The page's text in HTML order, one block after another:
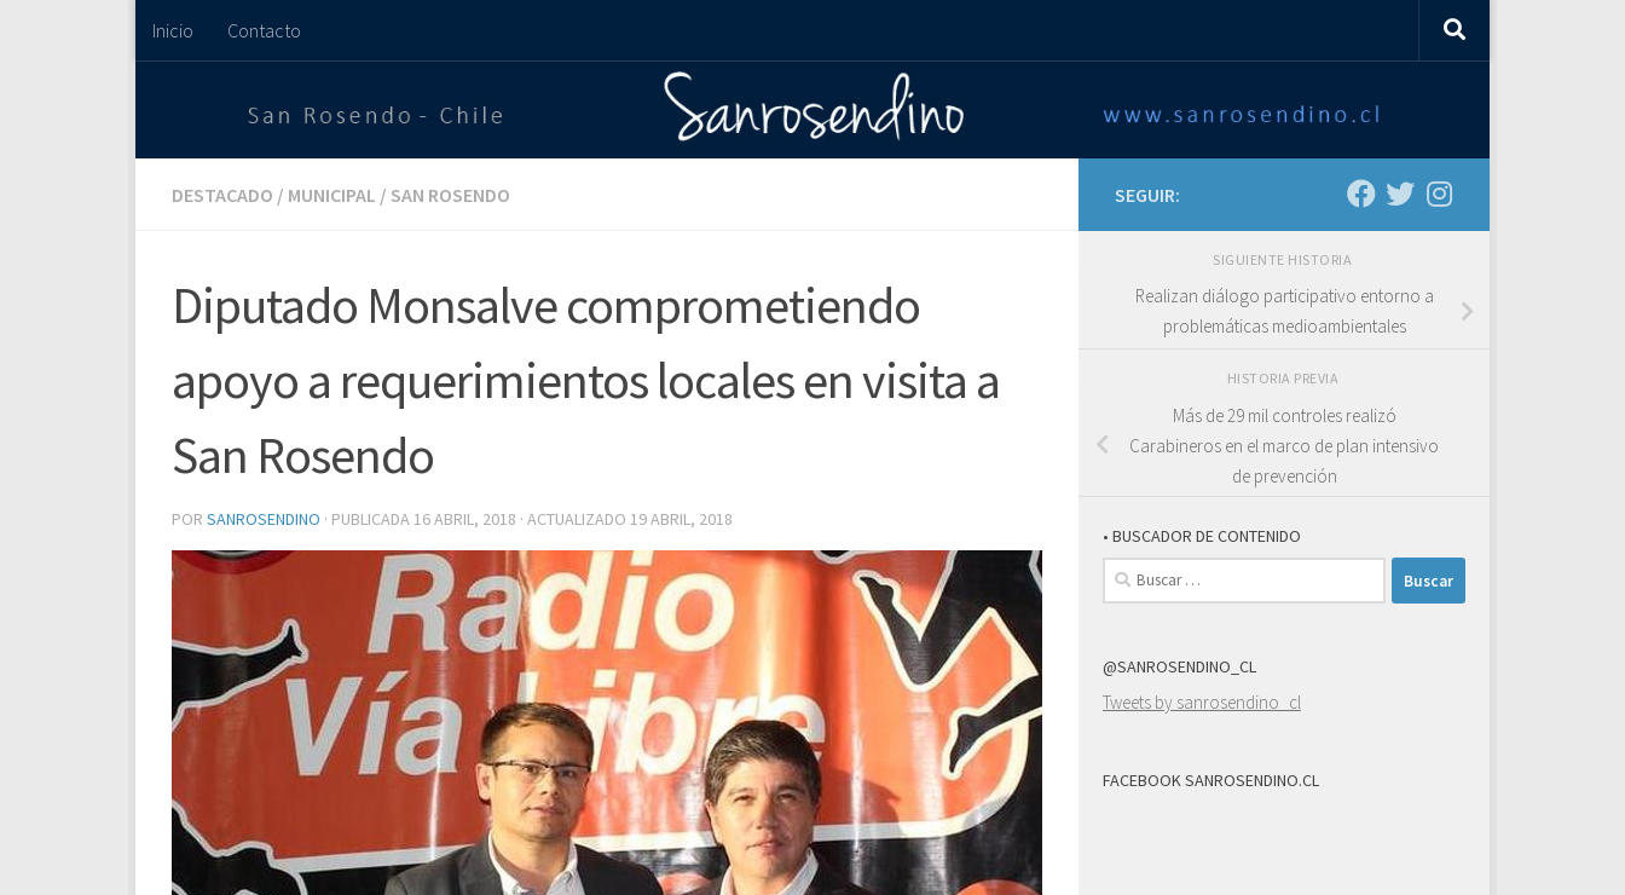
Saltar al contenido
Inicio Contacto
DESTACADO / MUNICIPAL / SAN ROSENDO
Diputado Monsalve comprometiendo
apoyo a requerimientos locales en visita a
San Rosendo
POR SANROSENDINO · PUBLICADA 16 ABRIL, 2018 · ACTUALIZADO 19 ABRIL, 2018
SEGUIR:
SIGUIENTE HISTORIA
Realizan diálogo participativo entorno a
problemáticas medioambientales
HISTORIA PREVIA
Más de 29 mil controles realizó
Carabineros en el marco de plan intensivo
de prevención
• BUSCADOR DE CONTENIDO
Buscar:
@SANROSENDINO_CL
Tweets by sanrosendino_cl
FACEBOOK SANROSENDINO.CL